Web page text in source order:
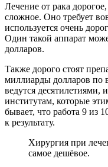
Лечение от рака
сложное. Оно требует
используется очень
Один такой аппарат
долларов.
Также дорого стоят
миллиарды долларов по
ведутся
институтам, которые
бывает, что работа 9 из
к результату.
Хирургия при
самое дешёвое.